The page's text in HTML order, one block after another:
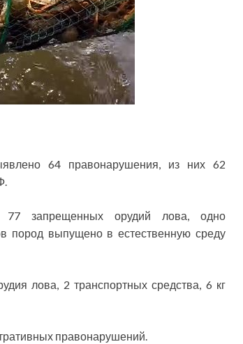
64 правонарушения, из них 62
77 запрещенных орудий лова, одно
пород выпущено в естественную среду
лова, 2 транспортных средства, 6 кг
правонарушений.